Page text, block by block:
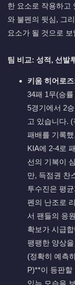
한 요소로 작용하고
와 불펜의 뒷심, 그
요소가 될 것으로 보
팀 비교: 성적, 선발
키움 히어로
34패 1무(승
5경기에서 2
고 있습니다.
패배를 기록
KIA에 2-4로
선의 기복이
만, 득점권 찬
투수진은 평
펜의 난조로
서 팬들의 응
확보가 시급
팽팽한 양상
(정확히 예측
P)**이 등판할
있는 모습을